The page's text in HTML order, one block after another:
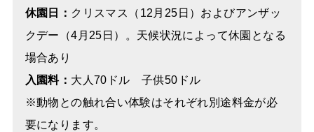
休園日： クリスマス（12月25日）およびアンザッ
クデー（4月25日）。天候状況によって休園となる
場合あり
入園料： 大人70ドル 子供50ドル
※動物との触れ合い体験はそれぞれ別途料金が必
要になります。